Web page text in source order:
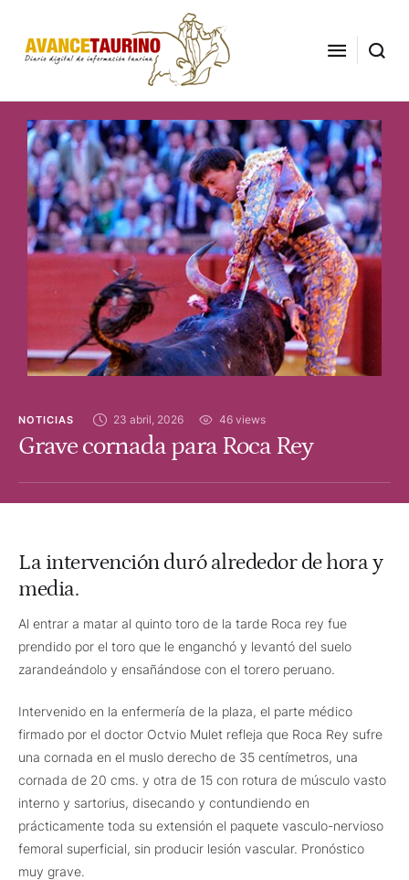
NOTICIAS 23 abril, 2026 46 views
Grave cornada para Roca Rey
La intervención duró alrededor de hora y
media.
Al entrar a matar al quinto toro de la tarde Roca rey fue
prendido por el toro que le enganchó y levantó del suelo
zarandeándolo y ensañándose con el torero peruano.
Intervenido en la enfermería de la plaza, el parte médico
firmado por el doctor Octvio Mulet refleja que Roca Rey sufre
una cornada en el muslo derecho de 35 centímetros, una
cornada de 20 cms. y otra de 15 con rotura de músculo vasto
interno y sartorius, disecando y contundiendo en
prácticamente toda su extensión el paquete vasculo-nervioso
femoral superficial, sin producir lesión vascular. Pronóstico
muy grave.